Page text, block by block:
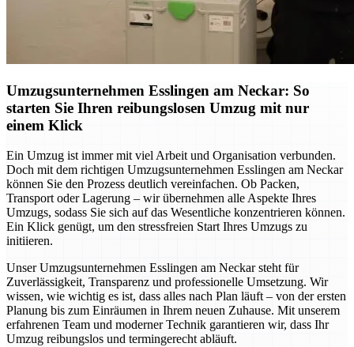
Umzugsunternehmen Esslingen am Neckar: So
starten Sie Ihren reibungslosen Umzug mit nur
einem Klick
Ein Umzug ist immer mit viel Arbeit und Organisation verbunden.
Doch mit dem richtigen Umzugsunternehmen Esslingen am Neckar
können Sie den Prozess deutlich vereinfachen. Ob Packen,
Transport oder Lagerung – wir übernehmen alle Aspekte Ihres
Umzugs, sodass Sie sich auf das Wesentliche konzentrieren können.
Ein Klick genügt, um den stressfreien Start Ihres Umzugs zu
initiieren.
Unser Umzugsunternehmen Esslingen am Neckar steht für
Zuverlässigkeit, Transparenz und professionelle Umsetzung. Wir
wissen, wie wichtig es ist, dass alles nach Plan läuft – von der ersten
Planung bis zum Einräumen in Ihrem neuen Zuhause. Mit unserem
erfahrenen Team und moderner Technik garantieren wir, dass Ihr
Umzug reibungslos und termingerecht abläuft.